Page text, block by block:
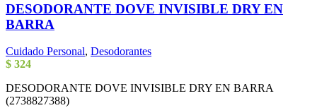
DESODORANTE DOVE INVISIBLE DRY EN
BARRA
Cuidado Personal, Desodorantes
$ 324
DESODORANTE DOVE INVISIBLE DRY EN BARRA
(2738827388)